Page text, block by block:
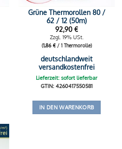
Grüne Thermorollen 80 /
62 / 12 (50m)
92,90€
Zzgl. 19% USt.
(1,86 €/ 1 Thermorolle)
deutschlandweit
versandkostenfrei
Lieferzeit: sofort lieferbar
GTIN: 4260417550581
IN DEN WARENKORB